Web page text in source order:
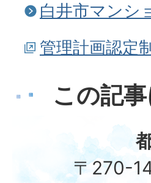
白井市マンシ
管理計画認定
この記
〒270-